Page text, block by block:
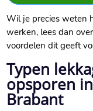
Wil je precies weten
werken, lees dan over
voordelen dit geeft
Typen
opsporen
Brabant